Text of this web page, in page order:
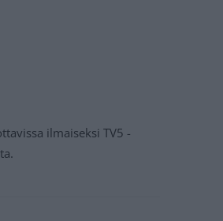
ilmaiseksi TV5 -